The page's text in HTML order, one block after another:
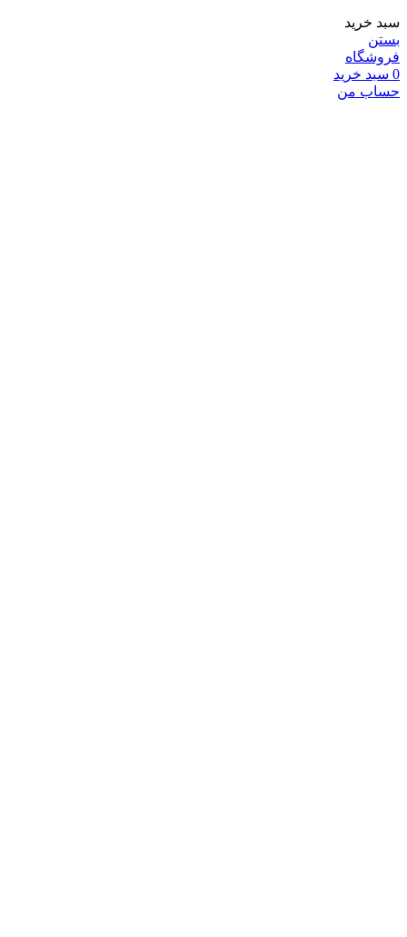
سبد خرید
بستن
فروشگاه
0 سبد خرید
حساب من